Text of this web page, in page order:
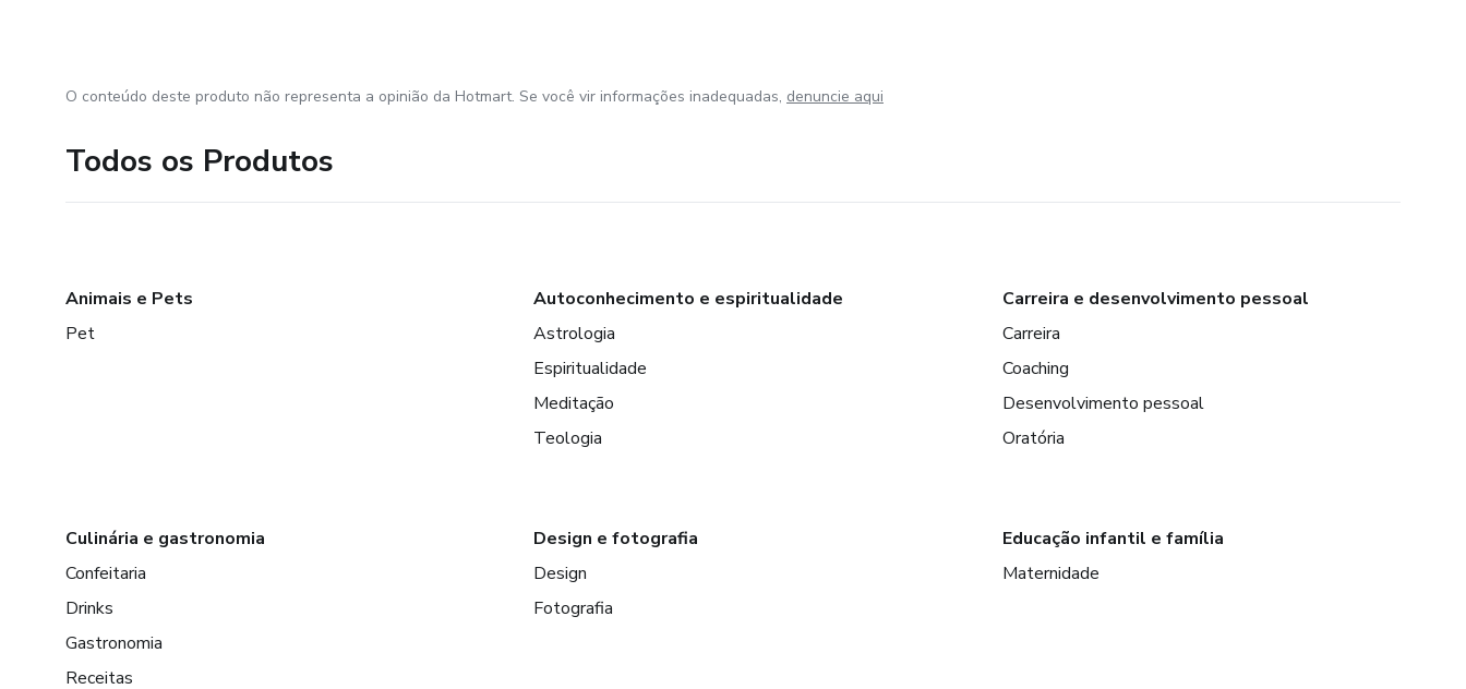
O conteúdo deste produto não representa a opinião da Hotmart. Se você vir informações inadequadas, denuncie aqui
Todos os Produtos
Animais e Pets
Pet
Autoconhecimento e espiritualidade
Astrologia
Espiritualidade
Meditação
Teologia
Carreira e desenvolvimento pessoal
Carreira
Coaching
Desenvolvimento pessoal
Oratória
Culinária e gastronomia
Confeitaria
Drinks
Gastronomia
Receitas
Design e fotografia
Design
Fotografia
Educação infantil e família
Maternidade